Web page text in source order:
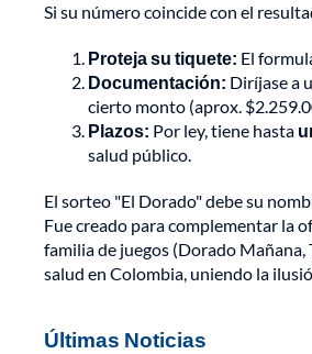
Si su número coincide con el
Proteja su tiquete: El
Documentación: Diríjase a
cierto monto (aprox.
Plazos: Por ley, tiene hasta
salud público.
El sorteo "El Dorado" debe su
Fue creado para complementar la
familia de juegos (Dorado Mañana,
salud en Colombia, uniendo la
Últimas Noticias